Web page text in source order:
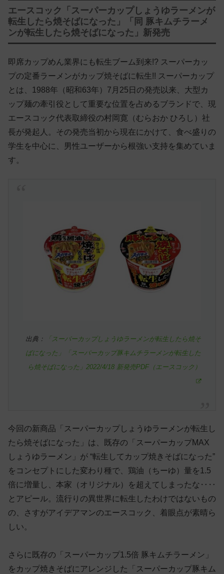
エースコック「スーパーカップしょうゆラーメンが
転生したら焼そばになった」「同 豚キムチラーメ
ンが転生したら焼そばになった」新発売
即席カップめん業界にも転生ブーム到来!? スーパーカッ
プの定番ラーメンがカップ焼そばに転生!! スーパーカップ
とは、1988年（昭和63年）7月25日の発売以来、大型カ
ップ麺の牽引役として重要な位置を占めるブランドで、現
エースコック代表取締役の村岡寛（むらおか ひろし）社
長が発起人。その発売当初から現在にかけて、食べ盛りの
学生を中心に、男性ユーザーから根強い支持を集めていま
す。
出典：
「スーパーカップしょうゆラーメンが転生したら焼そ
ばになった」「スーパーカップ豚キムチラーメンが転生した
ら焼そばになった」2022/4/18 新発売PDF（エースコック）
今回の新商品「スーパーカップしょうゆラーメンが転生し
たら焼そばになった」は、既存の「スーパーカップMAX
しょうゆラーメン」が “転生してカップ焼きそばになった”
をコンセプトにした変わり種で、鶏油（ちーゆ）量を1.5
倍に増量し、本家（オリジナル）を超えてしまったな‥‥
とアピール。流行りの異世界に転生したわけではないもの
の、さすがアイデアマンのエースコック、着眼点が素晴ら
しい。
さらに既存の「スーパーカップ1.5倍 豚キムチラーメン」
をカップ焼きそばにアレンジした「スーパーカップ豚キム